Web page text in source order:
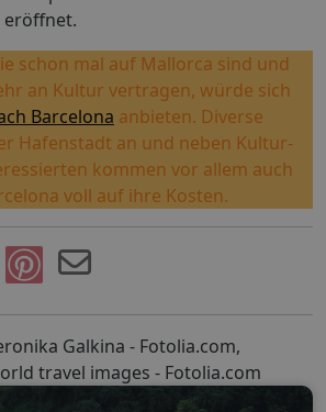
eröffnet.
schon mal auf Mallorca sind und
an Kultur vertragen, würde sich
Barcelona anbieten. Diverse
Hafenstadt an und neben Kultur-
kommen vor allem auch
voll auf ihre Kosten.
Galkina - Fotolia.com,
travel images - Fotolia.com